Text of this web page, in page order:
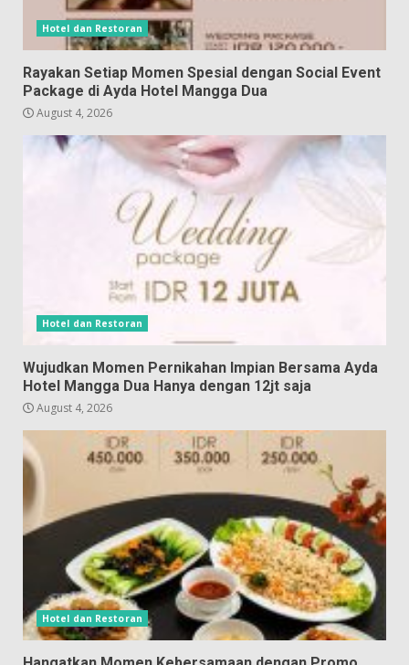
Hotel dan Restoran
Rayakan Setiap Momen Spesial dengan Social Event
Package di Ayda Hotel Mangga Dua
August 4, 2026
Hotel dan Restoran
Wujudkan Momen Pernikahan Impian Bersama Ayda
Hotel Mangga Dua Hanya dengan 12jt saja
August 4, 2026
Hotel dan Restoran